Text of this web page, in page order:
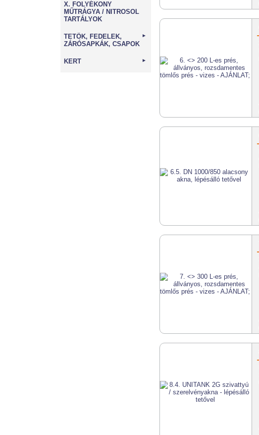
X. FOLYÉKONY
MŰTRÁGYA / NITROSOL
TARTÁLYOK
TETŐK, FEDELEK,
ZÁRÓSAPKÁK, CSAPOK
►
KERT ►